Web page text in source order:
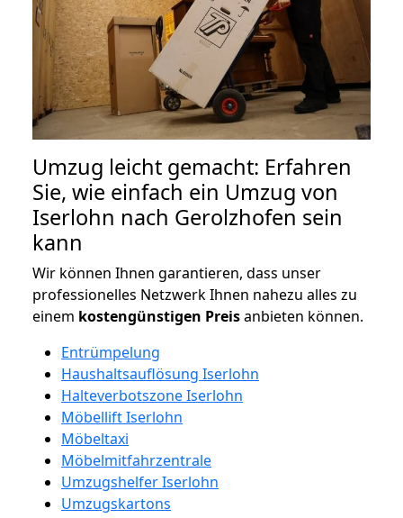
Umzug leicht gemacht: Erfahren
Sie, wie einfach ein Umzug von
Iserlohn nach Gerolzhofen sein
kann
Wir können Ihnen garantieren, dass unser
professionelles Netzwerk Ihnen nahezu alles zu
einem kostengünstigen Preisanbieten können.
Entrümpelung
Haushaltsauflösung Iserlohn
Halteverbotszone Iserlohn
Möbellift Iserlohn
Möbeltaxi
Möbelmitfahrzentrale
Umzugshelfer Iserlohn
Umzugskartons